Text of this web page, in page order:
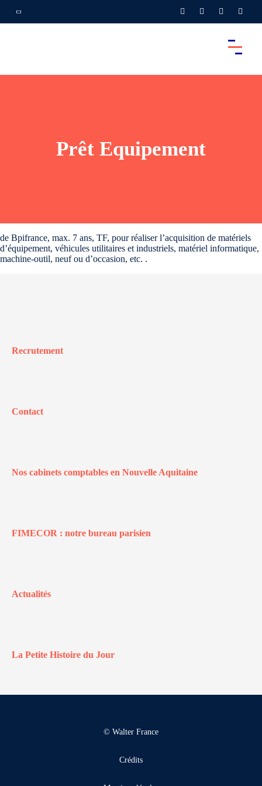
Prêt Equipement
de Bpifrance, max. 7 ans, TF, pour réaliser l’acquisition de matériels
d’équipement, véhicules utilitaires et industriels, matériel informatique,
machine-outil, neuf ou d’occasion, etc. .
Recrutement
Contact
Nos cabinets comptables en Nouvelle Aquitaine
FIMECOR : notre bureau parisien
Actualités
La Petite Histoire du Jour
© Walter France
Crédits